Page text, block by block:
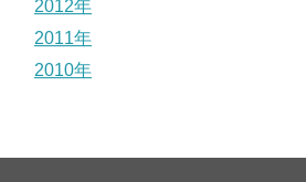
2012年
2011年
2010年